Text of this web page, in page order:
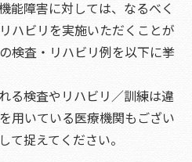
能障害に対しては、なるべく
ハビリを実施いただくことが
検査・リハビリ例を以下に挙
る検査やリハビリ／訓練は違
用いている医療機関もござい
て捉えてください。